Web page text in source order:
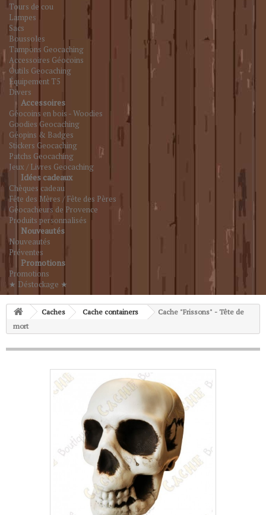
Tours de cou
Lampes
Sacs
Boussoles
Tampons Geocaching
Accessoires Géocoins
Outils Geocaching
Équipement T5
Divers
Accessoires
Géocoins en bois - Woodies
Goodies Geocaching
Géopins & Badges
Stickers Geocaching
Patchs Geocaching
Jeux / Livres Geocaching
Idées cadeaux
Chèques cadeau
Fête des Mères / Fête des Pères
Géocacheurs de Provence
Produits personnalisés
Nouveautés
Nouveautés
Préventes
Promotions
Promotions
★ Déstockage ★
Caches Cache containers
Cache "Frissons" - Tête de
mort